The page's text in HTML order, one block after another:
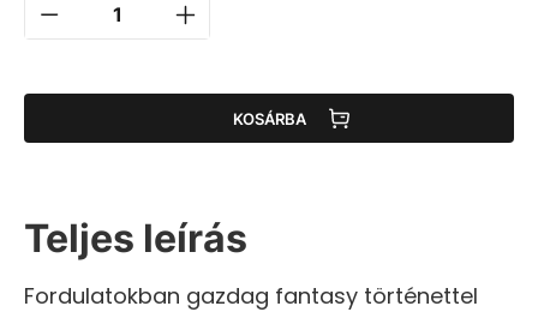
KOSÁRBA
Teljes leírás
Fordulatokban gazdag fantasy történettel